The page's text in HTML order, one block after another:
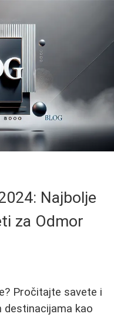
Najbolje
za Odmor
Pročitajte savete i
destinacijama kao